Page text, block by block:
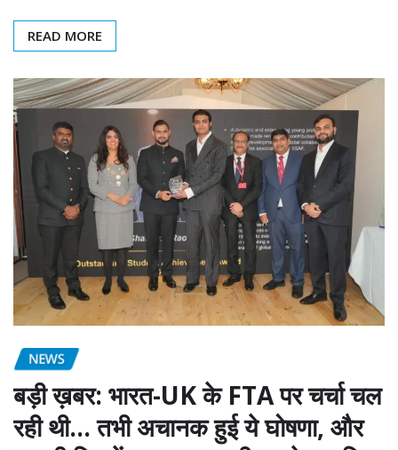
READ MORE
NEWS
बड़ी ख़बर: भारत-UK के FTA पर चर्चा चल
रही थी… तभी अचानक हुई ये घोषणा, और